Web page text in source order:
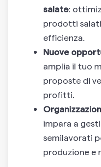
salate:
prodotti
efficienza.
Nuove
amplia il tuo
proposte di
profitti.
impara a
semilavorati
produzione e